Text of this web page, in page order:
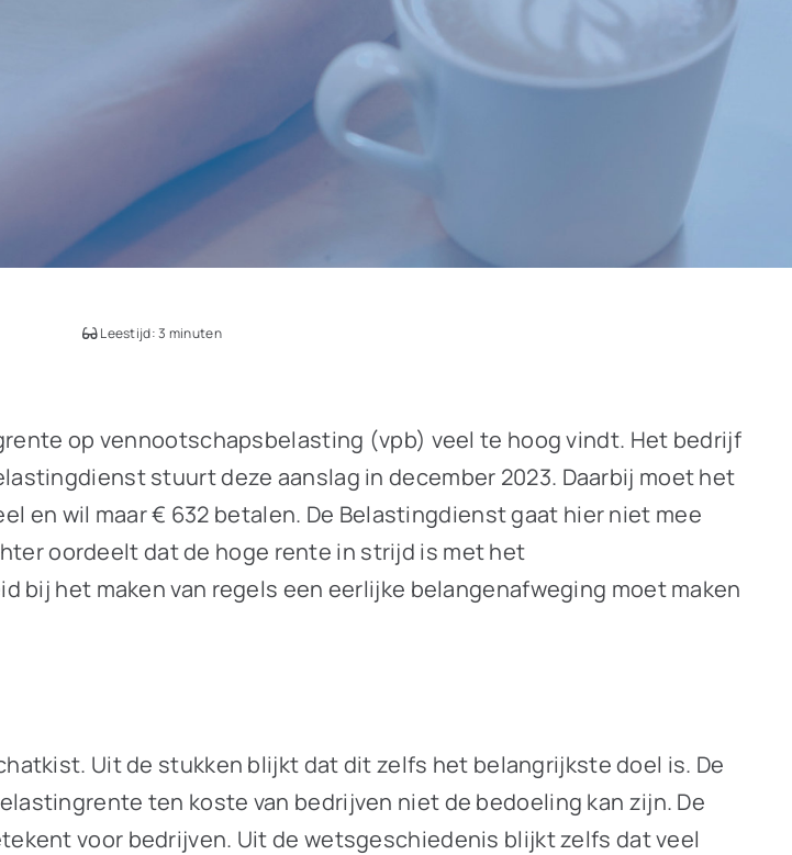
Leestijd: 3 minuten
op vennootschapsbelasting (vpb) veel te hoog vindt. Het bedrijf
stuurt deze aanslag in december 2023. Daarbij moet het
en wil maar € 632 betalen. De Belastingdienst gaat hier niet mee
oordeelt dat de hoge rente in strijd is met het
bij het maken van regels een eerlijke belangenafweging moet maken
Uit de stukken blijkt dat dit zelfs het belangrijkste doel is. De
ten koste van bedrijven niet de bedoeling kan zijn. De
voor bedrijven. Uit de wetsgeschiedenis blijkt zelfs dat veel